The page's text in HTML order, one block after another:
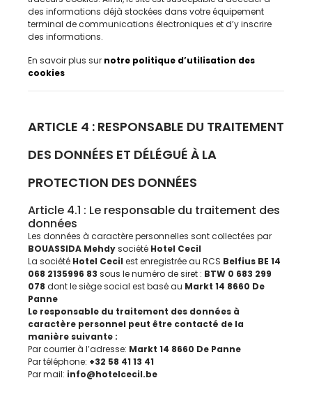
des informations déjà stockées dans votre équipement
terminal de communications électroniques et d’y inscrire
des informations.
En savoir plus sur notre politique d’utilisation des
cookies
ARTICLE 4 : RESPONSABLE DU TRAITEMENT
DES DONNÉES ET DÉLÉGUÉ À LA
PROTECTION DES DONNÉES
Article 4.1 : Le responsable du traitement des
données
Les données à caractère personnelles sont collectées par
BOUASSIDA Mehdysociété Hotel Cecil
La société Hotel Cecil est enregistrée au RCS Belfius BE 14
068 2135996 83 sous le numéro de siret : BTW 0 683 299
078 dont le siège social est basé au Markt 14 8660 De
Panne
Le responsable du traitement des données à
caractère personnel peut être contacté de la
manière suivante :
Par courrier à l’adresse: Markt 14 8660 De Panne
Par téléphone: +32 58 41 13 41
Par mail: info@hotelcecil.be